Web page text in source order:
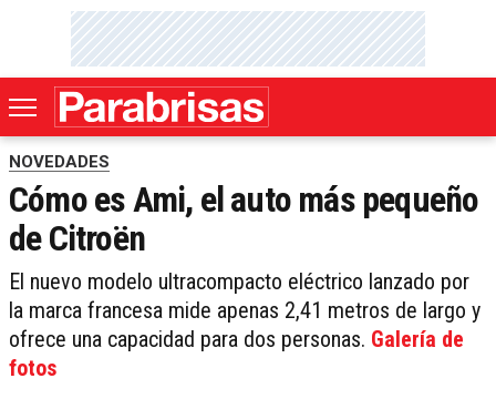
NOVEDADES
Cómo es Ami, el auto más pequeño
de Citroën
El nuevo modelo ultracompacto eléctrico lanzado por
la marca francesa mide apenas 2,41 metros de largo y
ofrece una capacidad para dos personas. Galería de
fotos